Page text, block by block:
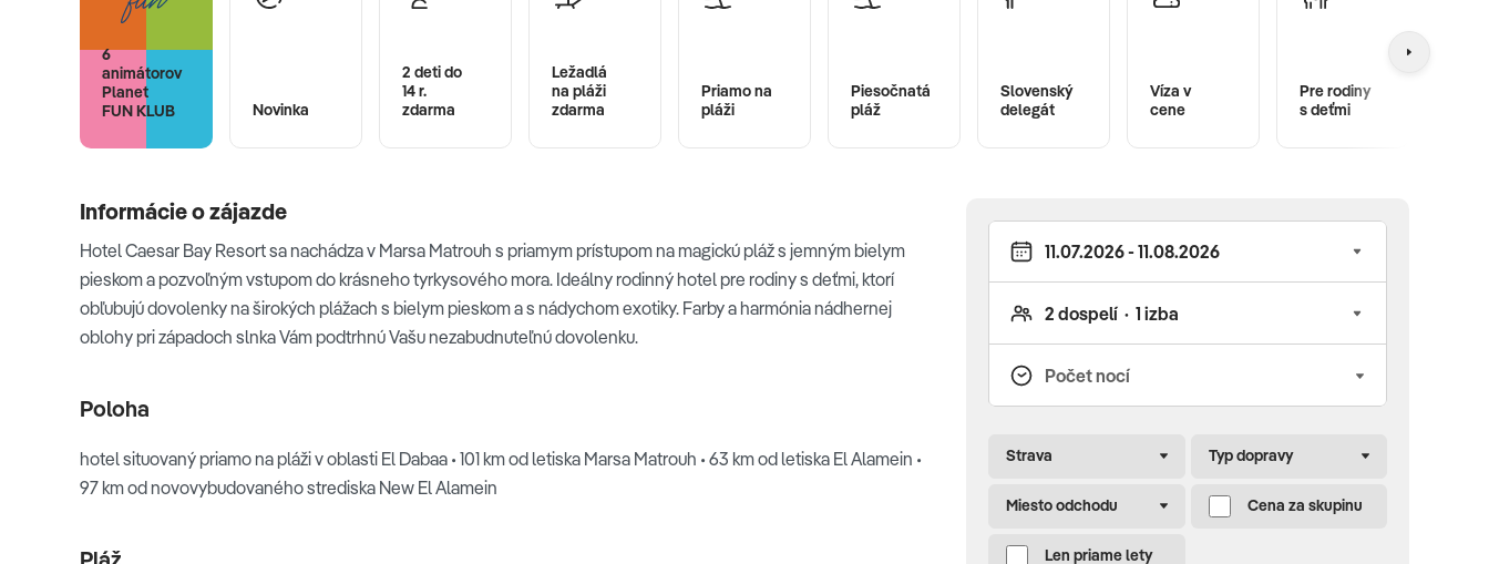
6
animátorov
Planet
FUN KLUB
Novinka
2 deti do
14 r.
zdarma
Ležadlá
na pláži
zdarma
Priamo na
pláži
Piesočnatá
pláž
Slovenský
delegát
Víza v
cene
Pre rodiny
s deťmi
Strava Typ dopravy
Miesto odchodu Cena za skupinu
Len priame lety
Informácie o zájazde
Hotel Caesar Bay Resort sa nachádza v Marsa Matrouh s priamym prístupom na magickú pláž s jemným bielym
pieskom a pozvoľným vstupom do krásneho tyrkysového mora. Ideálny rodinný hotel pre rodiny s deťmi, ktorí
obľubujú dovolenky na širokých plážach s bielym pieskom a s nádychom exotiky. Farby a harmónia nádhernej
oblohy pri západoch slnka Vám podtrhnú Vašu nezabudnuteľnú dovolenku.
Poloha
hotel situovaný priamo na pláži v oblasti El Dabaa • 101 km od letiska Marsa Matrouh • 63 km od letiska El Alamein •
97 km od novovybudovaného strediska New El Alamein